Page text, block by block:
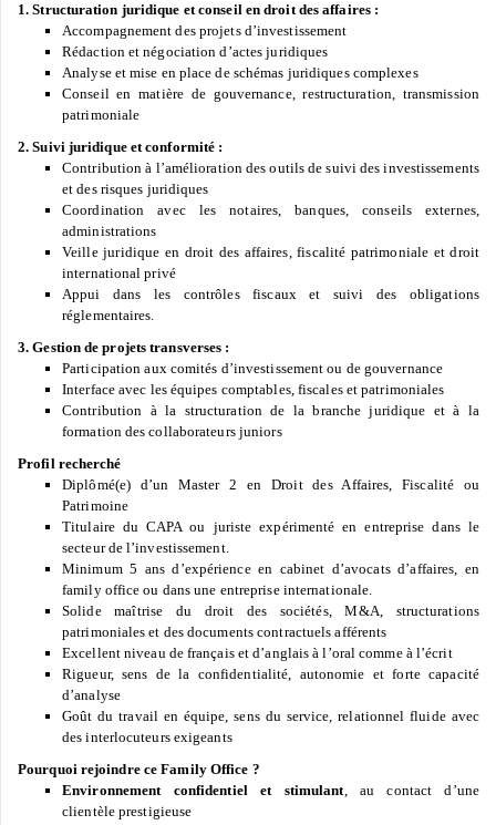
1. Structuration juridique et conseil en droit des affaires :
Accompagnement des projets d’investissement
Rédaction et négociation d’actes juridiques
Analyse et mise en place de schémas juridiques complexes
Conseil en matière de gouvernance, restructuration, transmission
patrimoniale
2. Suivi juridique et conformité :
Contribution à l’amélioration des outils de suivi des investissements
et des risques juridiques
Coordination avec les notaires, banques, conseils externes,
administrations
Veille juridique en droit des affaires, fiscalité patrimoniale et droit
international privé
Appui dans les contrôles fiscaux et suivi des obligations
réglementaires.
3. Gestion de projets transverses :
Participation aux comités d’investissement ou de gouvernance
Interface avec les équipes comptables, fiscales et patrimoniales
Contribution à la structuration de la branche juridique et à la
formation des collaborateurs juniors
Profil recherché
Diplômé(e) d’un Master 2 en Droit des Affaires, Fiscalité ou
Patrimoine
Titulaire du CAPA ou juriste expérimenté en entreprise dans le
secteur de l’investissement.
Minimum 5 ans d’expérience en cabinet d’avocats d’affaires, en
family office ou dans une entreprise internationale.
Solide maîtrise du droit des sociétés, M&A, structurations
patrimoniales et des documents contractuels afférents
Excellent niveau de français et d’anglais à l’oral comme à l’écrit
Rigueur, sens de la confidentialité, autonomie et forte capacité
d’analyse
Goût du travail en équipe, sens du service, relationnel fluide avec
des interlocuteurs exigeants
Pourquoi rejoindre ce Family Office ?
Environnement confidentiel et stimulant, au contact d’une
clientèle prestigieuse